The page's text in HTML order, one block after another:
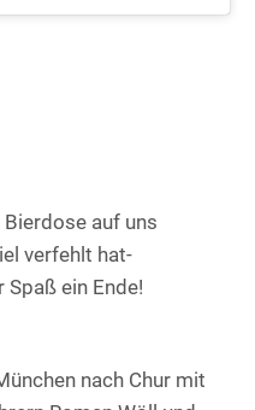
auf uns
verfehlt hat-
ein Ende!
nach Chur mit